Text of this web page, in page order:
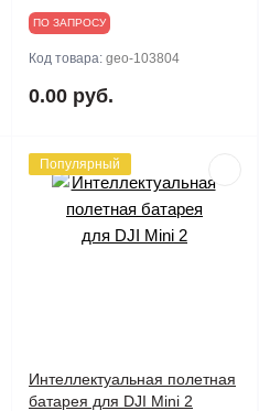
ПО ЗАПРОСУ
Код товара: geo-103804
0.00 руб.
Популярный
Интеллектуальная полетная
батарея для DJI Mini 2